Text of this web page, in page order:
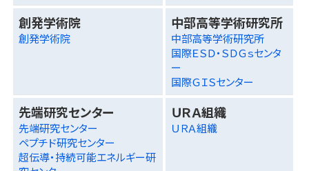
創発学術院
創発学術院
中部高等学術研究所
中部高等学術研究所
国際ＥＳＤ・ＳＤＧｓセンタ
ー
国際ＧＩＳセンター
先端研究センター
先端研究センター
ペプチド研究センター
超伝導・持続可能エネルギー研
ＵＲＡ組織
ＵＲＡ組織